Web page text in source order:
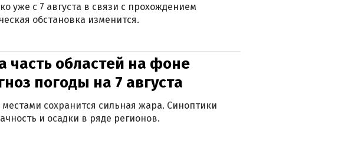
уже с 7 августа в связи с прохождением
обстановка изменится.
часть областей на фоне
погоды на 7 августа
местами сохранится сильная жара. Синоптики
и осадки в ряде регионов.